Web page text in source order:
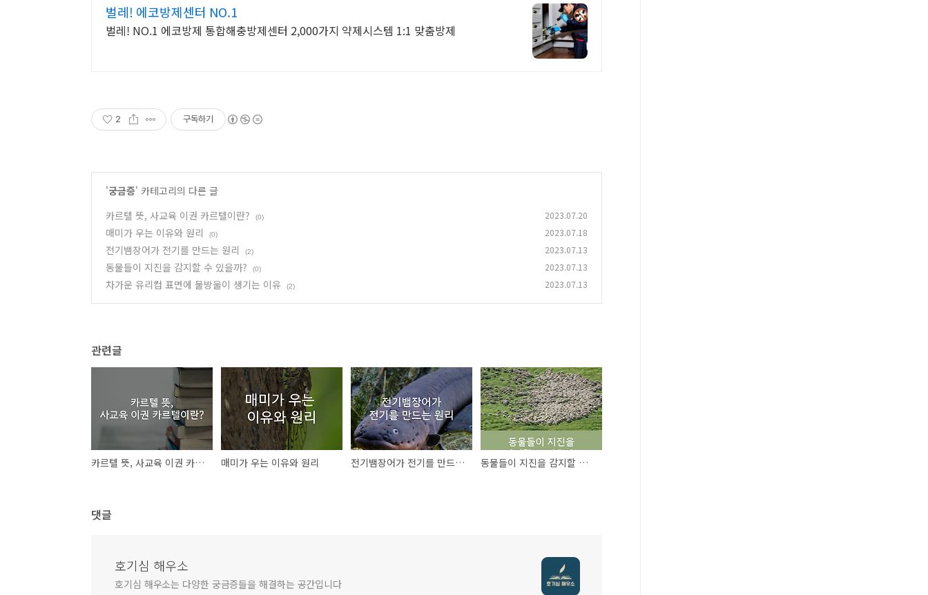
벌레! 에코방제센터 NO.1
벌레! NO.1 에코방제 통합해충방제센터 2,000가지 약제시스템 1:1 맞춤방제
2 구독하기
'궁금증' 카테고리의 다른 글
카르텔 뜻, 사교육 이권 카르텔이란?
(0) 2023.07.20
매미가 우는 이유와 원리 (0) 2023.07.18
전기뱀장어가 전기를 만드는 원리 (2) 2023.07.13
동물들이 지진을 감지할 수 있을까? (0) 2023.07.13
차가운 유리컵 표면에 물방울이 생기는 이유 (2) 2023.07.13
관련글
카르텔 뜻, 사교육 이권 카르텔이란? 매미가 우는 이유와 원리 전기뱀장어가 전기를 만드는 원리 동물들이 지진을 감지할 수 있을까?
댓글
호기심 해우소
호기심 해우소는 다양한 궁금증들을 해결하는 공간입니다